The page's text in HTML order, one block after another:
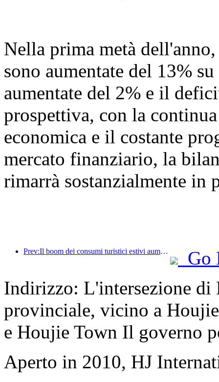
Nella prima metà
sono aumentate del 13%
aumentate del 2% e il
prospettiva, con la
economica e il costante
mercato finanziario, la
rimarrà sostanzialmente in
Prev:Il boom dei consumi turistici estivi aumenta, il mercato del turismo culturale si innova e si aggiorna
Go
Indirizzo: L'intersezione di
provinciale, vicino a
e Houjie Town Il governo
Aperto in 2010, HJ